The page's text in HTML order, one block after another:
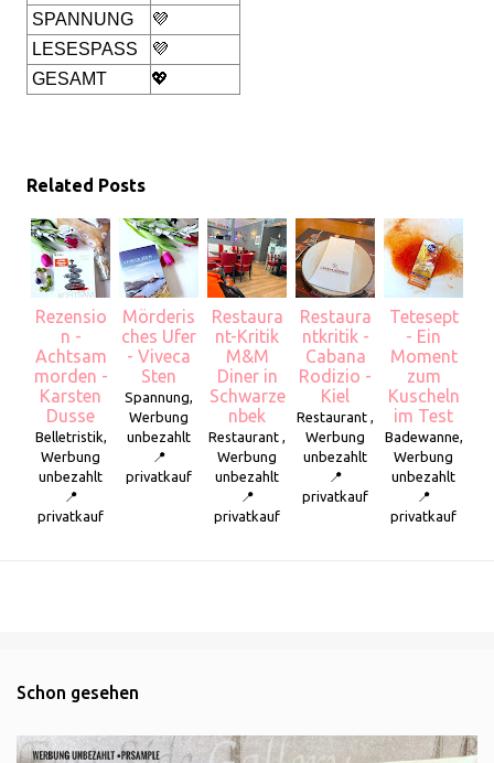
SPANNUNG
💜
LESESPASS
💜
GESAMT
💖
Related Posts
Rezensio
n -
Achtsam
morden -
Karsten
Dusse
Belletristik,
Werbung
unbezahlt
📍
privatkauf
Mörderis
ches Ufer
- Viveca
Sten
Spannung,
Werbung
unbezahlt
📍
privatkauf
Restaura
nt-Kritik
M&M
Diner in
Schwarze
nbek
Restaurant ,
Werbung
unbezahlt
📍
privatkauf
Restaura
ntkritik -
Cabana
Rodizio -
Kiel
Restaurant ,
Werbung
unbezahlt
📍
privatkauf
Tetesept
- Ein
Moment
zum
Kuscheln
im Test
Badewanne,
Werbung
unbezahlt
📍
privatkauf
Schon gesehen